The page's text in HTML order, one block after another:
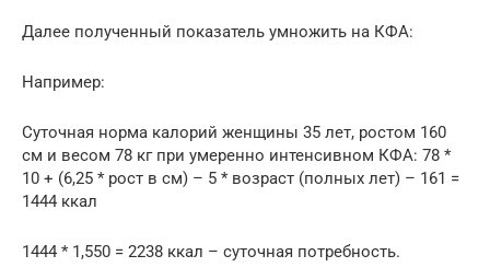
Далее полученный показатель умножить на КФА:
Например:
Суточная норма калорий женщины 35 лет, ростом 160
см и весом 78 кг при умеренно интенсивном КФА: 78 *
10 + (6,25 * рост в см) – 5 * возраст (полных лет) – 161 =
1444 ккал
1444 * 1,550 = 2238 ккал – суточная потребность.